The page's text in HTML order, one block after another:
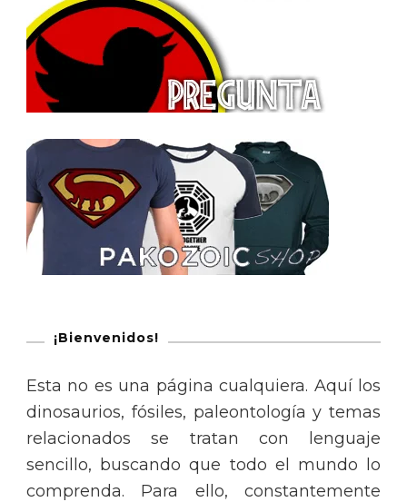
¡Bienvenidos!
Esta no es una página cualquiera. Aquí los
dinosaurios, fósiles, paleontología y temas
relacionados se tratan con lenguaje
sencillo, buscando que todo el mundo lo
comprenda. Para ello, constantemente